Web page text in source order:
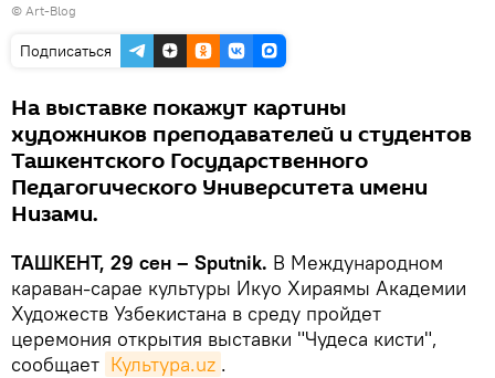
© Art-Blog
Подписаться
На выставке покажут картины
художников преподавателей и студентов
Ташкентского Государственного
Педагогического Университета имени
Низами.
ТАШКЕНТ, 29 сен – Sputnik. В Международном
караван-сарае культуры Икуо Хираямы Академии
Художеств Узбекистана в среду пройдет
церемония открытия выставки "Чудеса кисти",
сообщает Культура.uz .